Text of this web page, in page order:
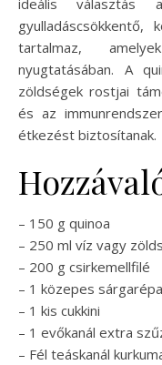
ideális választás
gyulladáscsökkentő,
tartalmaz,
nyugtatásában. A
zöldségek rostjai
és az
étkezést biztosítanak.
– 150 g quinoa
– 250 ml víz vagy
– 200 g csirkemellfilé
– 1 közepes sárgarépa
– 1 kis cukkini
– 1 evőkanál extra
– Fél teáskanál